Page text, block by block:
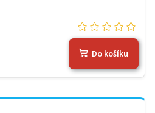
Do košíku